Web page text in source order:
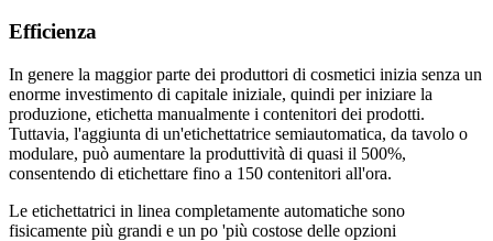
Efficienza
In genere la maggior parte dei produttori di cosmetici inizia senza un
enorme investimento di capitale iniziale, quindi per iniziare la
produzione, etichetta manualmente i contenitori dei prodotti.
Tuttavia, l'aggiunta di un'etichettatrice semiautomatica, da tavolo o
modulare, può aumentare la produttività di quasi il 500%,
consentendo di etichettare fino a 150 contenitori all'ora.
Le etichettatrici in linea completamente automatiche sono
fisicamente più grandi e un po 'più costose delle opzioni